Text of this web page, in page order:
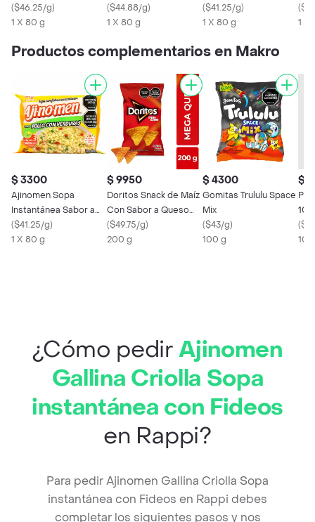
Fideos Sabor a Pollo
($46.25/g)
1 X 80 g
Fideos
($44.88/g)
1 X 80 g
Pollo con Verduras
($41.25/g)
1 X 80 g
(
1 X
Productos complementarios en Makro
$ 3300
Ajinomen Sopa
Instantánea Sabor a
Pollo con Verduras
($41.25/g)
1 X 80 g
$ 9950
Doritos Snack de Maíz
Con Sabor a Queso
200 g
($49.75/g)
200 g
$ 4300
Gomitas Trululu Space
Mix
($43/g)
100 g
$
(
¿Cómo pedirAjinomen
Gallina Criolla Sopa
instantánea con Fideos
en Rappi?
Para pedir Ajinomen Gallina Criolla Sopa
instantánea con Fideos en Rappi debes
completar los siguientes pasos y nos